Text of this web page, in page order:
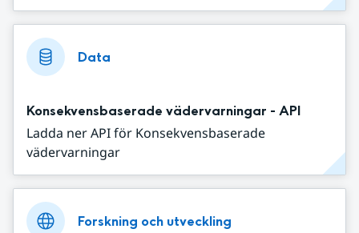
Data
Konsekvensbaserade vädervarningar - API
Ladda ner API för Konsekvensbaserade
vädervarningar
Forskning och utveckling